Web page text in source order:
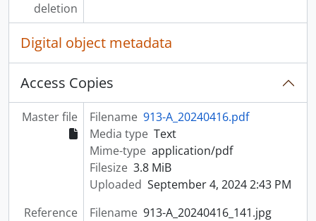
deletion
Digital object metadata
Access Copies
Master file Filename 913-A_20240416.pdf
Media type Text
Mime-type application/pdf
Filesize 3.8 MiB
Uploaded September 4, 2024 2:43 PM
Reference
Filename 913-A_20240416_141.jpg